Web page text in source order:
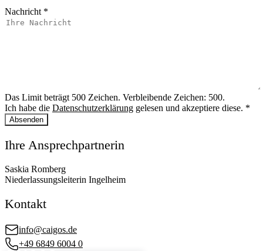
Nachricht *
Das Limit beträgt 500 Zeichen. Verbleibende Zeichen: 500.
Ich habe die Datenschutzerklärung gelesen und akzeptiere diese. *
Absenden
Ihre Ansprechpartnerin
Saskia Romberg
Niederlassungsleiterin Ingelheim
Kontakt
info@caigos.de
+49 6849 6004 0